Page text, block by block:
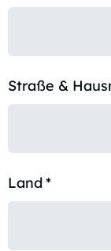
Straße &
Land*